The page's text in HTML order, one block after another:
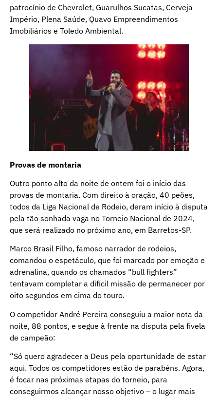
patrocínio de Chevrolet, Guarulhos Sucatas, Cerveja
Império, Plena Saúde, Quavo Empreendimentos
Imobiliários e Toledo Ambiental.
Provas de montaria
Outro ponto alto da noite de ontem foi o início das
provas de montaria. Com direito à oração, 40 peões,
todos da Liga Nacional de Rodeio, deram início à disputa
pela tão sonhada vaga no Torneio Nacional de 2024,
que será realizado no próximo ano, em Barretos-SP.
Marco Brasil Filho, famoso narrador de rodeios,
comandou o espetáculo, que foi marcado por emoção e
adrenalina, quando os chamados “bull fighters”
tentavam completar a difícil missão de permanecer por
oito segundos em cima do touro.
O competidor André Pereira conseguiu a maior nota da
noite, 88 pontos, e segue à frente na disputa pela fivela
de campeão:
“Só quero agradecer a Deus pela oportunidade de estar
aqui. Todos os competidores estão de parabéns. Agora,
é focar nas próximas etapas do torneio, para
conseguirmos alcançar nosso objetivo – o lugar mais